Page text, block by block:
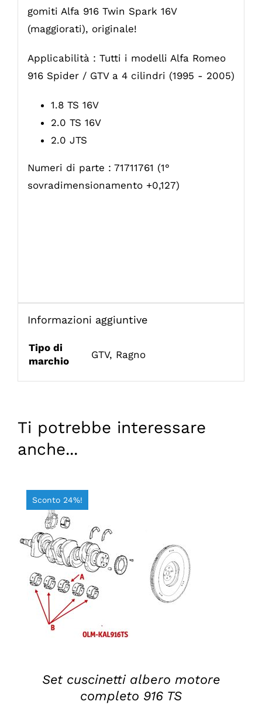
gomiti Alfa 916 Twin Spark 16V
(maggiorati), originale!
Applicabilità : Tutti i modelli Alfa Romeo
916 Spider / GTV a 4 cilindri (1995 - 2005)
1.8 TS 16V
2.0 TS 16V
2.0 JTS
Numeri di parte : 71711761 (1°
sovradimensionamento +0,127)
Informazioni aggiuntive
Tipo di
marchio
GTV, Ragno
Ti potrebbe interessare
anche...
Sconto 24%!
AGGIUNGI AL CARRELLO
/
DETTAGLI
Set cuscinetti albero motore
completo 916 TS